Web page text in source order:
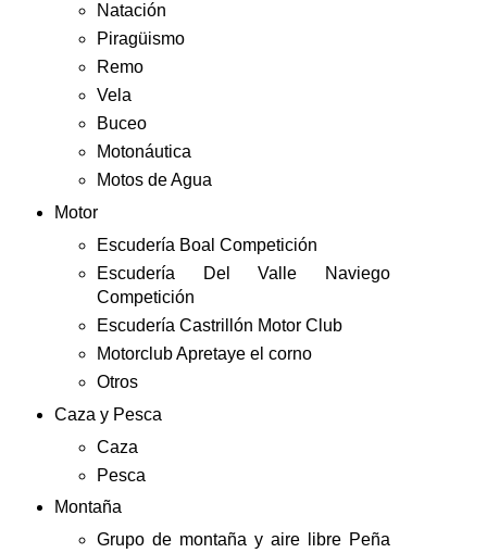
Natación
Piragüismo
Remo
Vela
Buceo
Motonáutica
Motos de Agua
Motor
Escudería Boal Competición
Escudería Del Valle Naviego
Competición
Escudería Castrillón Motor Club
Motorclub Apretaye el corno
Otros
Caza y Pesca
Caza
Pesca
Montaña
Grupo de montaña y aire libre Peña